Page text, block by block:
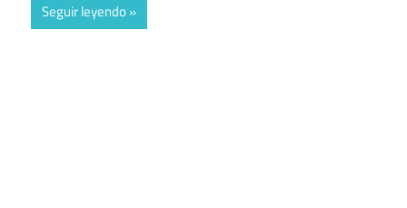
Seguir leyendo